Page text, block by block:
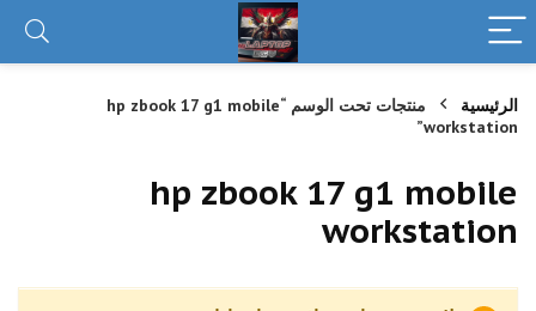
الرئيسية
منتجات تحت الوسم “hp zbook 17 g1 mobile
workstation”
hp zbook 17 g1 mobile
workstation